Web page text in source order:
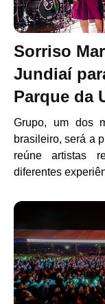
Sorriso
Jundiaí
Parque da
Grupo, um dos
brasileiro, será a
reúne artistas
diferentes